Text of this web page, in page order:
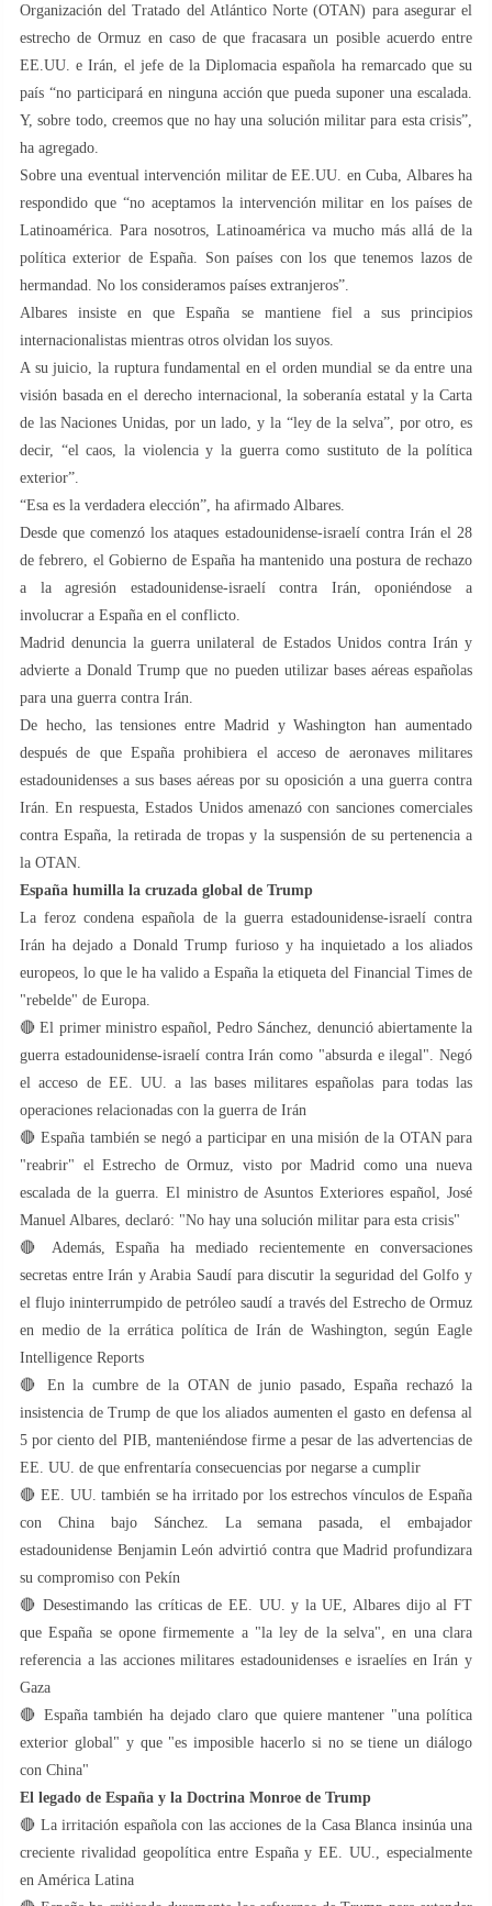
Organización del Tratado del Atlántico Norte (OTAN) para asegurar el
estrecho de Ormuz en caso de que fracasara un posible acuerdo entre
EE.UU. e Irán, el jefe de la Diplomacia española ha remarcado que su
país “no participará en ninguna acción que pueda suponer una escalada.
Y, sobre todo, creemos que no hay una solución militar para esta crisis”,
ha agregado.
Sobre una eventual intervención militar de EE.UU. en Cuba, Albares ha
respondido que “no aceptamos la intervención militar en los países de
Latinoamérica. Para nosotros, Latinoamérica va mucho más allá de la
política exterior de España. Son países con los que tenemos lazos de
hermandad. No los consideramos países extranjeros”.
Albares insiste en que España se mantiene fiel a sus principios
internacionalistas mientras otros olvidan los suyos.
A su juicio, la ruptura fundamental en el orden mundial se da entre una
visión basada en el derecho internacional, la soberanía estatal y la Carta
de las Naciones Unidas, por un lado, y la “ley de la selva”, por otro, es
decir, “el caos, la violencia y la guerra como sustituto de la política
exterior”.
“Esa es la verdadera elección”, ha afirmado Albares.
Desde que comenzó los ataques estadounidense-israelí contra Irán el 28
de febrero, el Gobierno de España ha mantenido una postura de rechazo
a la agresión estadounidense-israelí contra Irán, oponiéndose a
involucrar a España en el conflicto.
Madrid denuncia la guerra unilateral de Estados Unidos contra Irán y
advierte a Donald Trump que no pueden utilizar bases aéreas españolas
para una guerra contra Irán.
De hecho, las tensiones entre Madrid y Washington han aumentado
después de que España prohibiera el acceso de aeronaves militares
estadounidenses a sus bases aéreas por su oposición a una guerra contra
Irán. En respuesta, Estados Unidos amenazó con sanciones comerciales
contra España, la retirada de tropas y la suspensión de su pertenencia a
la OTAN.
España humilla la cruzada global de Trump
La feroz condena española de la guerra estadounidense-israelí contra
Irán ha dejado a Donald Trump furioso y ha inquietado a los aliados
europeos, lo que le ha valido a España la etiqueta del Financial Times de
"rebelde" de Europa.
🔴 El primer ministro español, Pedro Sánchez, denunció abiertamente la
guerra estadounidense-israelí contra Irán como "absurda e ilegal". Negó
el acceso de EE. UU. a las bases militares españolas para todas las
operaciones relacionadas con la guerra de Irán
🔴 España también se negó a participar en una misión de la OTAN para
"reabrir" el Estrecho de Ormuz, visto por Madrid como una nueva
escalada de la guerra. El ministro de Asuntos Exteriores español, José
Manuel Albares, declaró: "No hay una solución militar para esta crisis"
🔴 Además, España ha mediado recientemente en conversaciones
secretas entre Irán y Arabia Saudí para discutir la seguridad del Golfo y
el flujo ininterrumpido de petróleo saudí a través del Estrecho de Ormuz
en medio de la errática política de Irán de Washington, según Eagle
Intelligence Reports
🔴 En la cumbre de la OTAN de junio pasado, España rechazó la
insistencia de Trump de que los aliados aumenten el gasto en defensa al
5 por ciento del PIB, manteniéndose firme a pesar de las advertencias de
EE. UU. de que enfrentaría consecuencias por negarse a cumplir
🔴 EE. UU. también se ha irritado por los estrechos vínculos de España
con China bajo Sánchez. La semana pasada, el embajador
estadounidense Benjamin León advirtió contra que Madrid profundizara
su compromiso con Pekín
🔴 Desestimando las críticas de EE. UU. y la UE, Albares dijo al FT
que España se opone firmemente a "la ley de la selva", en una clara
referencia a las acciones militares estadounidenses e israelíes en Irán y
Gaza
🔴 España también ha dejado claro que quiere mantener "una política
exterior global" y que "es imposible hacerlo si no se tiene un diálogo
con China"
El legado de España y la Doctrina Monroe de Trump
🔴 La irritación española con las acciones de la Casa Blanca insinúa una
creciente rivalidad geopolítica entre España y EE. UU., especialmente
en América Latina